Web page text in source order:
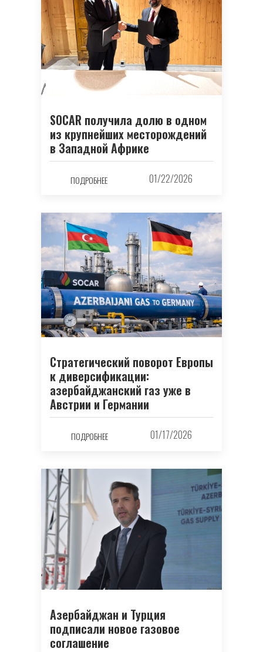
SOCAR получила долю в одном
из крупнейших месторождений
в Западной Африке
ПОДРОБНЕЕ 01/22/2026
Стратегический поворот Европы
к диверсификации:
азербайджанский газ уже в
Австрии и Германии
ПОДРОБНЕЕ 01/17/2026
Азербайджан и Турция
подписали новое газовое
соглашение